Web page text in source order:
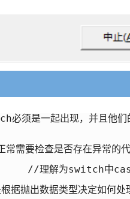
须是一起出现，并且他们
//理解为switch中
据抛出数据类型决定如何处